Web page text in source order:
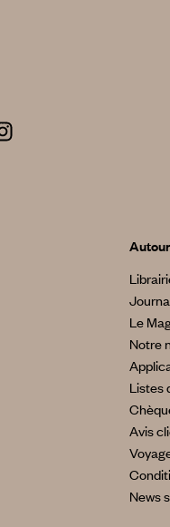
Le
Notre
Listes
Avis
News